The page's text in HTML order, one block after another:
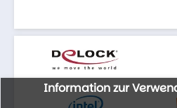
Information zur